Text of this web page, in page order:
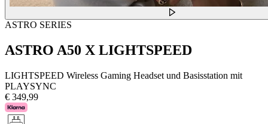
ASTRO SERIES
ASTRO A50 X LIGHTSPEED
LIGHTSPEED Wireless Gaming Headset und Basisstation mit
PLAYSYNC
€ 349,99